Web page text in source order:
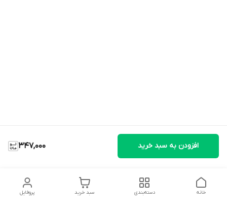
347,000 افزودن به سبد خرید
پروفایل سبد خرید دسته‌بندی خانه